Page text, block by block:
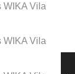
WIKA Vila
WIKA Vila